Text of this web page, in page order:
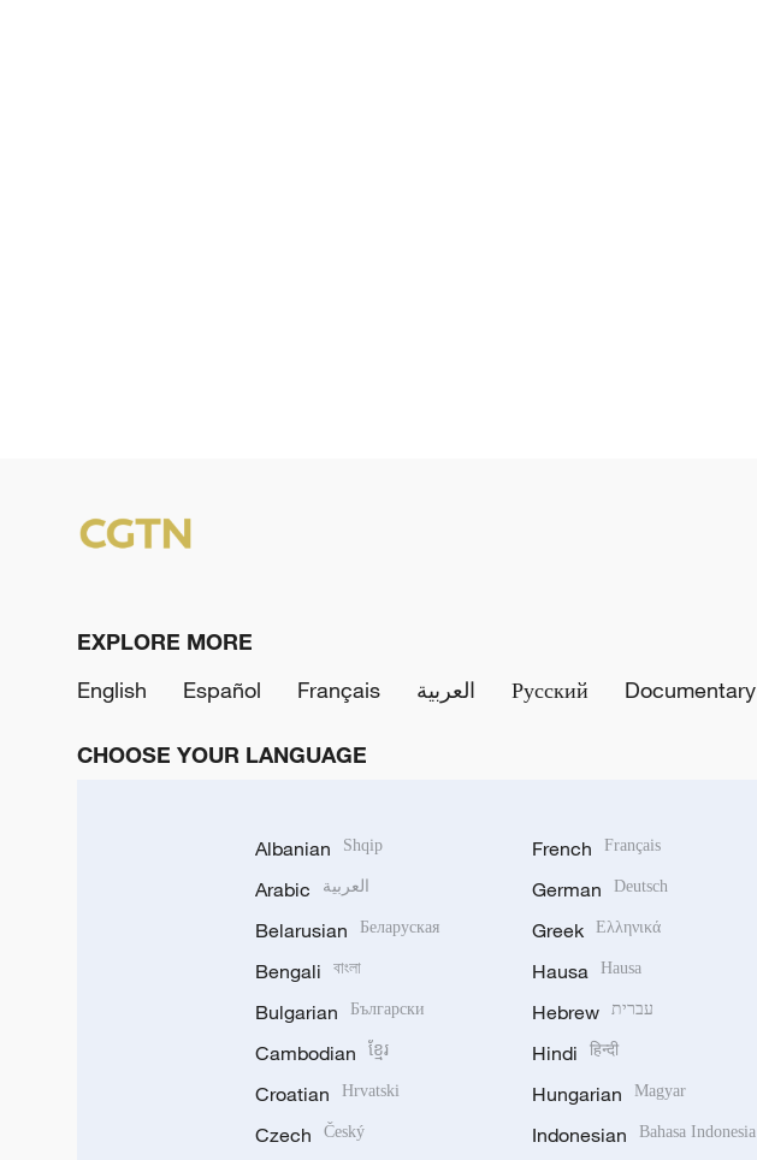
EXPLORE MORE
English
Español Français العربية Русский Documentary
CHOOSE YOUR LANGUAGE
Albanian Shqip
Arabic العربية
Belarusian Беларуская
Bengali বাংলা
Bulgarian Български
Cambodian ខ្មែរ
Croatian Hrvatski
Czech Český
French Français
German Deutsch
Greek Ελληνικά
Hausa Hausa
Hebrew עברית
Hindi हिन्दी
Hungarian Magyar
Indonesian Bahasa Indonesia